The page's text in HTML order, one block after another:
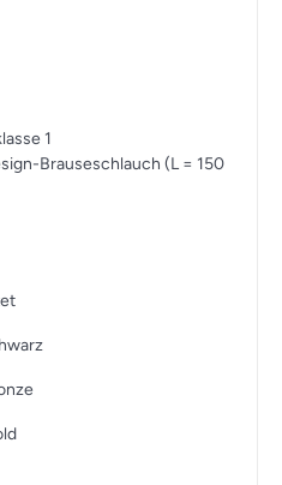
1
Brauseschlauch (L = 150